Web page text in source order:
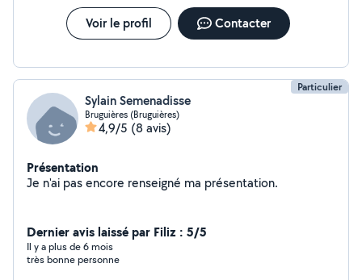
Voir le profil Contacter
Particulier
Sylain Semenadisse
Bruguières (Bruguières)
4,9/5 (8 avis)
Présentation
Je n'ai pas encore renseigné ma présentation.
Dernier avis laissé par Filiz : 5/5
Il y a plus de 6 mois
très bonne personne